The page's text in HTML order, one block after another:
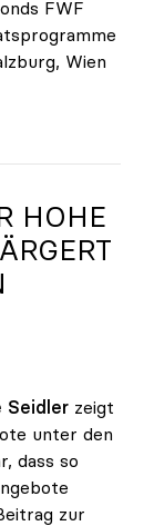
FWF
Wien
und
HOHE
Seidler zeigt
unter den
dass so
zur